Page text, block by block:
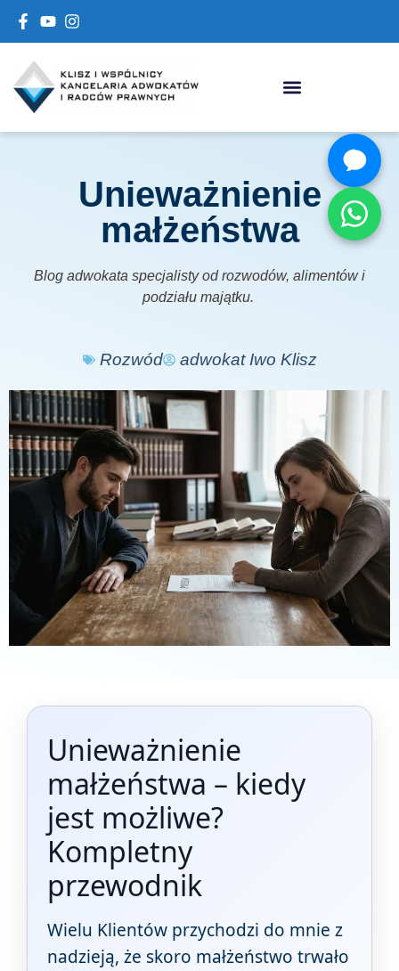
Unieważnienie
małżeństwa
Blog adwokata specjalisty od rozwodów, alimentów i
podziału majątku.
Rozwód adwokat Iwo Klisz
Unieważnienie
małżeństwa – kiedy
jest możliwe?
Kompletny
przewodnik
Wielu Klientów przychodzi do mnie z
nadzieją, że skoro małżeństwo trwało